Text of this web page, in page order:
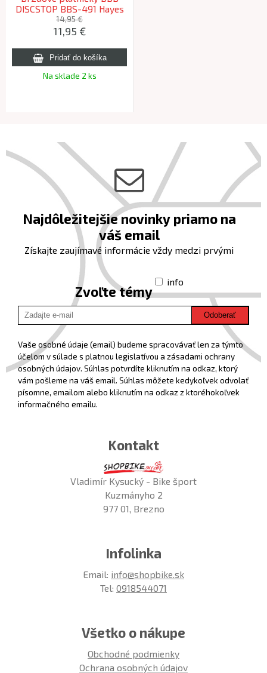
DISCSTOP BBS-491 Hayes
Stroker
14,95 €
11,95 €
Na sklade 2 ks
Najdôležitejšie novinky priamo na
váš email
Získajte zaujímavé informácie vždy medzi prvými
Zvoľte témy
info
Odoberať
Vaše osobné údaje (email) budeme spracovávať len za týmto
účelom v súlade s platnou legislatívou a zásadami ochrany
osobných údajov. Súhlas potvrdíte kliknutím na odkaz, ktorý
vám pošleme na váš email. Súhlas môžete kedykoľvek odvolať
písomne, emailom alebo kliknutím na odkaz z ktoréhokoľvek
informačného emailu.
Kontakt
Vladimír Kysucký - Bike šport
Kuzmányho 2
977 01, Brezno
Infolinka
Email: info@shopbike.sk
Tel: 0918544071
Všetko o nákupe
Obchodné podmienky
Ochrana osobných údajov